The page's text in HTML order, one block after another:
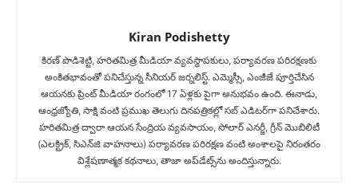
Kiran Podishetty
కిరణ్ పొడిశెట్టి, హరితమిత్ర మీడియా వ్యవస్థాపకులు, పర్యావరణ పరిరక్షణకు
అంకితభావంతో పనిచేస్తున్న సీనియ‌ర్‌ జర్నలిస్ట్. ఎమ్మెస్సీ, ఎంజీజే పూర్తిచేసిన‌
ఆయనకు ప్రింట్ మీడియా రంగంలో 17 ఏళ్లకు పైగా అనుభవం ఉంది. ఈనాడు,
ఆంధ్రజ్యోతి, సాక్షి వంటి ప్రముఖ తెలుగు దినపత్రికల్లో సబ్‌ ఎడిటర్‌గా ప‌నిచేశారు.
హరితమిత్ర ద్వారా ఆయన సేంద్రియ వ్యవసాయం, సోలార్ ఎనర్జీ, గ్రీన్ మొబిలిటీ
(ఎలక్ట్రిక్‌, సిఎన్‌జి వాహనాలు) ప‌ర్యావ‌ర‌ణ ప‌రిర‌క్ష‌ణ వంటి అంశాలపై నిరంతరం
విశ్లేషణాత్మక కథనాలు, తాజా అప్‌డేట్స్‌ను అందిస్తున్నారు.